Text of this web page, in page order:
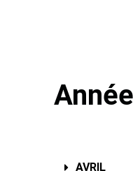
AVRIL